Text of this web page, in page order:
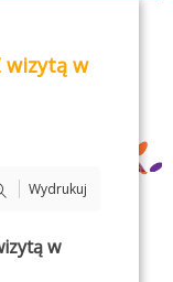
wizytą w
Wydrukuj
w